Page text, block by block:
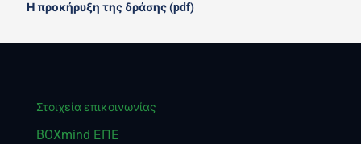
Η προκήρυξη της δράσης (pdf)
Στοιχεία επικοινωνίας
BOXmind ΕΠΕ